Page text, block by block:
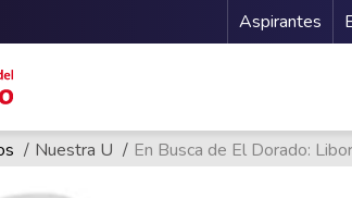
Menu
Aspirantes
navegación
Nuestra U En Busca de El Dorado: